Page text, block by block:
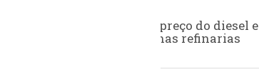
Evolução do preço do diesel e
da gasolina nas refinarias